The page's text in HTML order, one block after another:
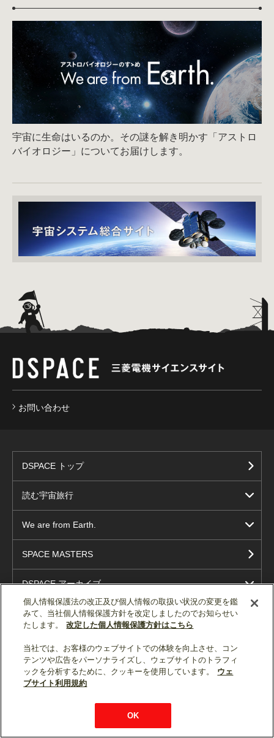
宇宙に生命はいるのか。その謎を解き明かす「アストロ
バイオロジー」についてお届けします。
お問い合わせ
DSPACE トップ
読む宇宙旅行
We are from Earth.
SPACE MASTERS
DSPACE アーカイブ
ソーシャルメディア公式アカウント一覧
利用規約 総合サイトマップ
個人情報保護法の改正及び個人情報の取扱い状況の変更を鑑
みて、当社個人情報保護方針を改定しましたのでお知らせい
たします。
改定した個人情報保護方針はこちら
当社では、お客様のウェブサイトでの体験を向上させ、コン
テンツや広告をパーソナライズし、ウェブサイトのトラフィ
ックを分析するために、クッキーを使用しています。
ウェ
ブサイト利用規約
OK